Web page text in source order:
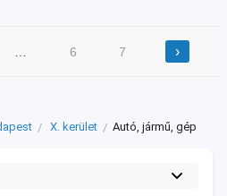
6 7 ›
X. kerület Autó, jármű, gép